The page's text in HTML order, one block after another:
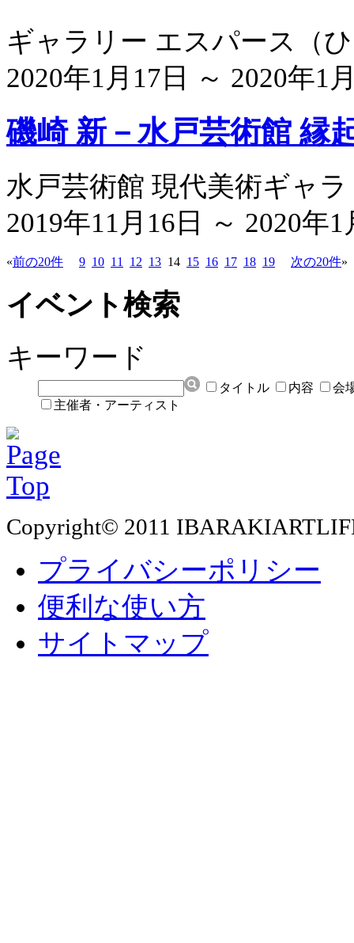
ギャラリー エスパース （
2020年1月17日 ～ 2020年1
磯崎 新－水戸芸術館 縁
水戸芸術館 現代美術ギャ
2019年11月16日 ～ 2020年1
«前の20件 9 10 11 12 13 14 15 16 17 18 19 次の20件»
イベント検索
キーワード
タイトル 内容
会
主催者・アーティスト
Copyright© 2011
プライバシーポリシー
便利な使い方
サイトマップ